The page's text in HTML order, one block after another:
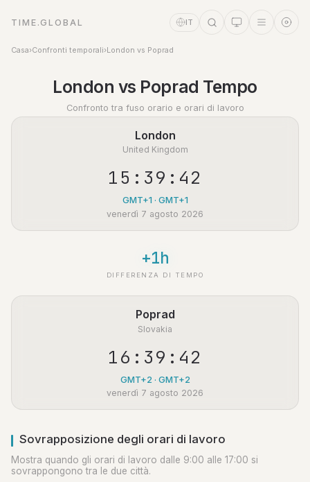
TIME.GLOBAL IT
Casa›Confronti temporali›London vs Poprad
London vs Poprad Tempo
Confronto tra fuso orario e orari di lavoro
London
United Kingdom
15:39:42
GMT+1 · GMT+1
venerdì 7 agosto 2026
+1h
DIFFERENZA DI TEMPO
Poprad
Slovakia
16:39:42
GMT+2 · GMT+2
venerdì 7 agosto 2026
Sovrapposizione degli orari di lavoro
Mostra quando gli orari di lavoro dalle 9:00 alle 17:00 si
sovrappongono tra le due città.
Assistente a tempo
Online